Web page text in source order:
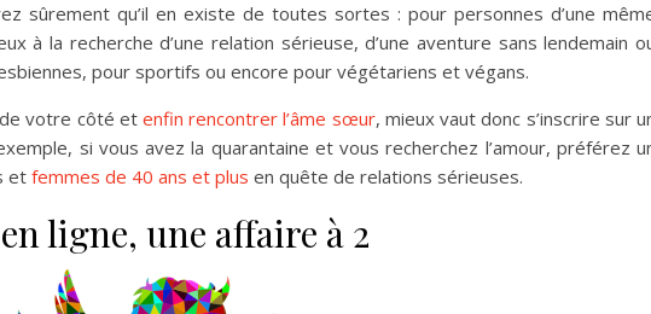
sûrement qu’il en existe de toutes sortes : pour personnes d’une
à la recherche d’une relation sérieuse, d’une aventure sans lendemain
pour sportifs ou encore pour végétariens et végans.
votre côté et enfin rencontrer l’âme sœur, mieux vaut donc s’inscrire sur
si vous avez la quarantaine et vous recherchez l’amour, préférez
etfemmes de 40 ans et plus en quête de relations sérieuses.
ligne, une affaire à 2